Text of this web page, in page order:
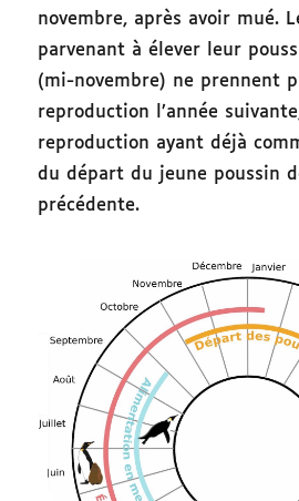
novembre, après avoir mué.
parvenant à élever leur
(mi-novembre) ne prennent
reproduction l’année
reproduction ayant déjà
du départ du jeune poussin
précédente.